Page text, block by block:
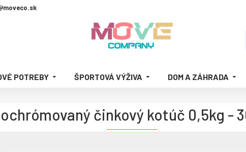
POTREBY ŠPORTOVÁ VÝŽIVA DOM A ZÁHRADA
činkový kotúč 0,5kg -